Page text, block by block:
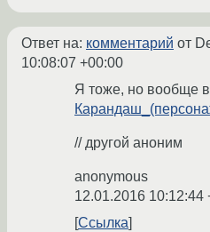
Ответ на: комментарий от
10:08:07 +00:00
Я тоже, но вообще
// другой аноним
anonymous
12.01.2016 10:12:44
Ссылка